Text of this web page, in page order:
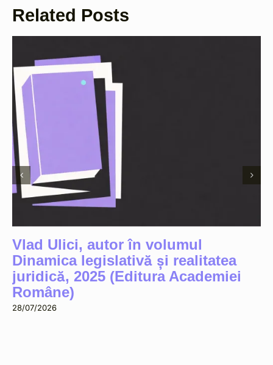
Related Posts
Vlad Ulici, autor în volumul
Dinamica legislativă și realitatea
juridică, 2025 (Editura Academiei
Române)
28/07/2026